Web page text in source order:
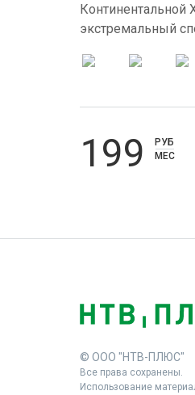
Континентальной
экстремальный
199
РУБ
МЕС
© ООО "НТВ-ПЛЮС"
Все права сохранены.
Использование